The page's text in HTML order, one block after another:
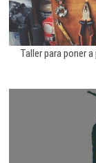
Taller para poner